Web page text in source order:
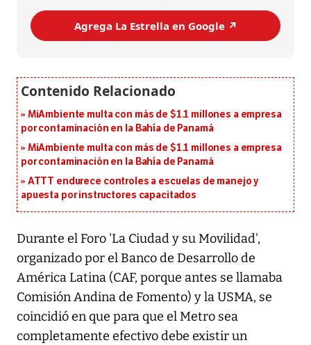
Agrega La Estrella en Google ↗️
MiAmbiente multa con más de $1.1 millones a empresa
por contaminación en la Bahía de Panamá
MiAmbiente multa con más de $1.1 millones a empresa
por contaminación en la Bahía de Panamá
ATTT endurece controles a escuelas de manejo y
apuesta por instructores capacitados
Durante el Foro 'La Ciudad y su Movilidad',
organizado por el Banco de Desarrollo de
América Latina (CAF, porque antes se llamaba
Comisión Andina de Fomento) y la USMA, se
coincidió en que para que el Metro sea
completamente efectivo debe existir un